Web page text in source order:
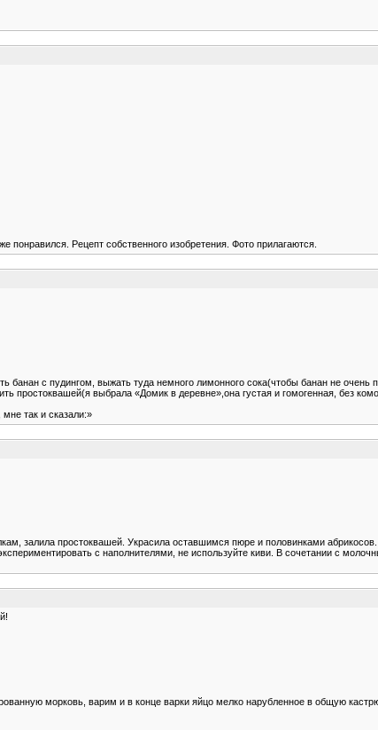
Рецепт собственного изобретения. Фото прилагаются.
с пудингом, выжать туда немного лимонного сока(чтобы банан не
выбрала «Домик в деревне»,она густая и гомогенная, без
так и сказали:»
залила простоквашей. Украсила оставшимся пюре и половинками
с наполнителями, не используйте киви. В сочетании с
морковь, варим и в конце варки яйцо мелко нарубленное в общую